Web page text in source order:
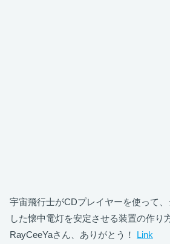
宇宙飛行士がCDプレイヤーを使って
した懐中電灯を安定させる装置の作り
RayCeeYaさん、ありがとう！ Link